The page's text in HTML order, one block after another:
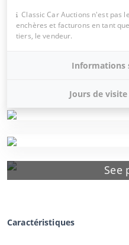
See
Classic Car Auctions n'est pas
enchères et facturons en tant
tiers, le vendeur.
Informations
Jours de
Caractéristiques